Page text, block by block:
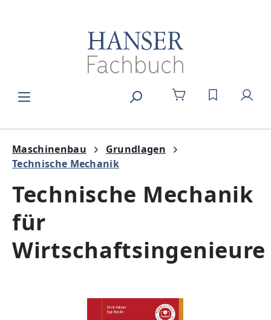
DU HAST 0
Maschinenbau
Grundlagen
Technische Mechanik
Technische Mechanik
für
Wirtschaftsingenieure
Bildergalerie überspringen